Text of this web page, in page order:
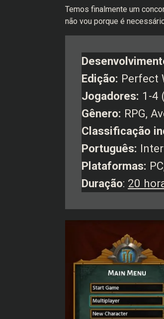
Temos finalmente um
não vou porque é
Edição: Perfect
Jogadores: 1-4
Gênero: RPG,
Classificação
Português:
Plataformas:
Duração: 20